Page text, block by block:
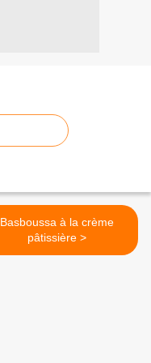
Basboussa à la crème
pâtissière >